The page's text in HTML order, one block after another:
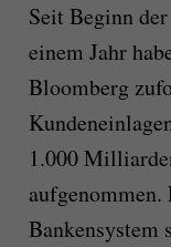
Seit Beginn
einem Jahr
Bloomberg
1.000
aufgenommen.
Bankensystem